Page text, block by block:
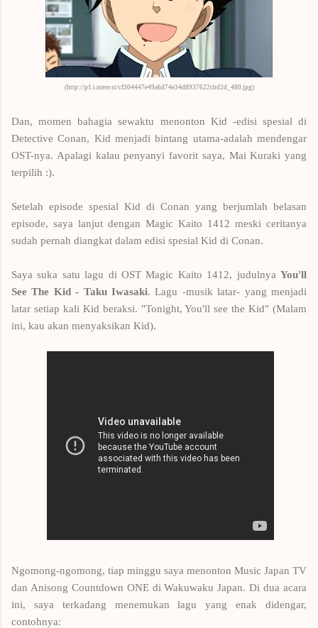
(http://p1.i.ntere.st/cf304447e49a6d74e34d8937622cbd2d_480.jpg)
Dan, momen bahagia sewaktu menonton Kid -edisi spesial di
Detective Conan, Kid menjadi bintang utama-adalah mendengar
OST-nya. Apalagi kalau penyanyi favorit saya, Mai Kuraki yang
terpilih :).
Setelah episode spesial Kid di Conan yang berjumlah belasan
episode, saya lanjut dengan Magic Kaito 1412 meski ceritanya
sudah pernah diangkat dalam edisi spesial Kid di Conan.
Saya suka satu lagu di OST Magic Kaito 1412, judulnya You'll
See The Kid - Taku Iwasaki. Lagu -musik latar- yang menjadi
latar setiap kali Kid beraksi. "Tonight, You'll see the Kid" (Malam
ini, kau akan menyaksikan Kid).
Ngomong-ngomong, tiap minggu saya menonton Music Japan TV
dan Anisong Countdown ONE di Wakuwaku Japan. Di dua acara
ini, saya terkadang menemukan lagu yang enak didengar,
contohnya: